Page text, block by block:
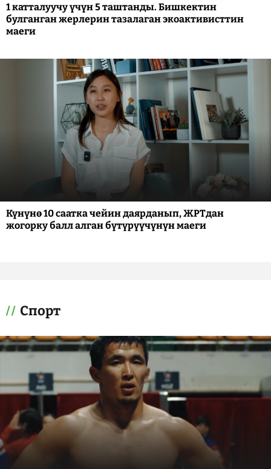
1 катталуучу үчүн 5 таштанды. Бишкектин
булганган жерлерин тазалаган экоактивисттин
маеги
Күнүнө 10 саатка чейин даярданып, ЖРТдан
жогорку балл алган бүтүрүүчүнүн маеги
Спорт